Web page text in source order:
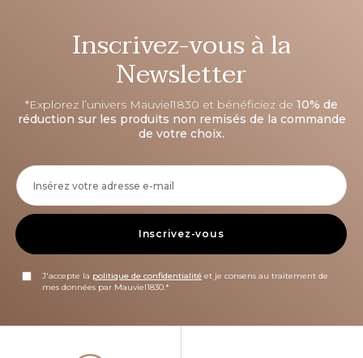
Inscrivez-vous à la
Newsletter
*Explorez l’univers Mauviel1830 et bénéficiez de 10% de
réduction sur les produits non remisés de la commande
de votre choix.
Inscrivez-vous
J'accepte la politique de confidentialité et je consens au traitement de
mes données par Mauviel1830.*